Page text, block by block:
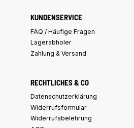
KUNDENSERVICE
FAQ / Häufige Fragen
Lagerabholer
Zahlung & Versand
RECHTLICHES & CO
Datenschutzerklärung
Widerrufsformular
Widerrufsbelehrung